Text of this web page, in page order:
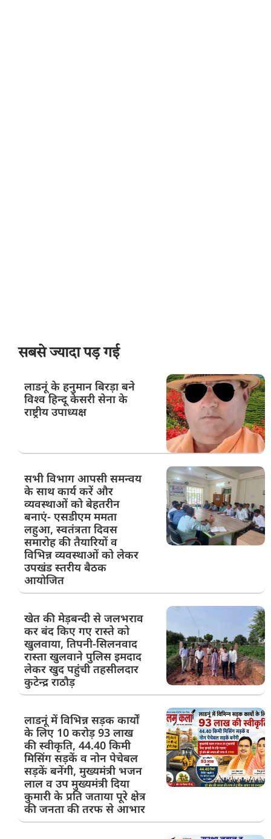
सबसे ज्यादा पड़ गई
लाडनूं के हनुमान बिरड़ा बने
विश्व हिन्दू केसरी सेना के
राष्ट्रीय उपाध्यक्ष
सभी विभाग आपसी समन्वय
के साथ कार्य करें और
व्यवस्थाओं को बेहतरीन
बनाएं- एसडीएम ममता
लहुआ, स्वतंत्रता दिवस
समारोह की तैयारियों व
विभिन्न व्यवस्थाओं को लेकर
उपखंड स्तरीय बैठक
आयोजित
खेत की मेड़बन्दी से जलभराव
कर बंद किए गए रास्ते को
खुलवाया, तिपनी-सिलनवाद
रास्ता खुलवाने पुलिस इमदाद
लेकर खुद पहुंची तहसीलदार
कुटेन्द्र राठौड़
लाडनूं में विभिन्न सड़क कार्यों
के लिए 10 करोड़ 93 लाख
की स्वीकृति, 44.40 किमी
मिसिंग सड़कें व नोन पेचेबल
सड़कें बनेंगी, मुख्यमंत्री भजन
लाल व उप मुख्यमंत्री दिया
कुमारी के प्रति जताया पूरे क्षेत्र
की जनता की तरफ से आभार